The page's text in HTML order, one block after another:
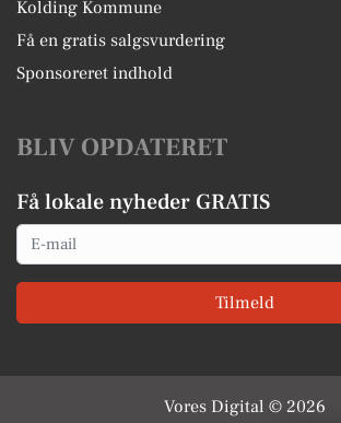
Kolding Kommune
Få en gratis salgsvurdering
Sponsoreret indhold
BLIV OPDATERET
Få lokale nyheder GRATIS
Email
Tilmeld
Vores Digital © 2026